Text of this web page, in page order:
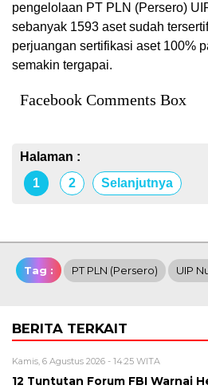
pengelolaan PT PLN (Persero)
sebanyak 1593 aset sudah
perjuangan sertifikasi aset 100%
semakin tergapai.
Facebook Comments Box
Halaman :
1
2 Selanjutnya
Tag : PT PLN (Persero) UIP
BERITA TERKAIT
Kamis, 6 Agustus 2026 - 14:25 WITA
12 Tuntutan Forum FBI Warnai